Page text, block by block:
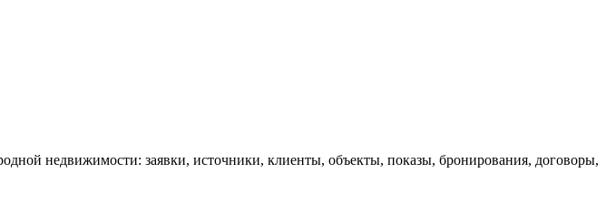
недвижимости: заявки, источники, клиенты, объекты, показы, бронирования, договоры,